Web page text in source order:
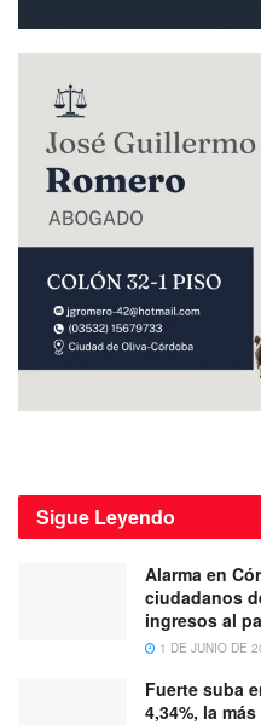
Sigue Leyendo
Alarma en
ciudadanos
ingresos al
1 DE JUNIO DE
Fuerte suba
4,34%, la